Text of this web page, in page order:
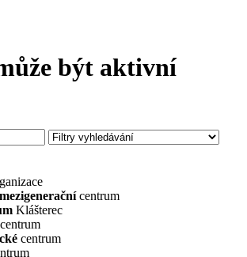
být aktivní
centrum
Klášterec
centrum
centrum